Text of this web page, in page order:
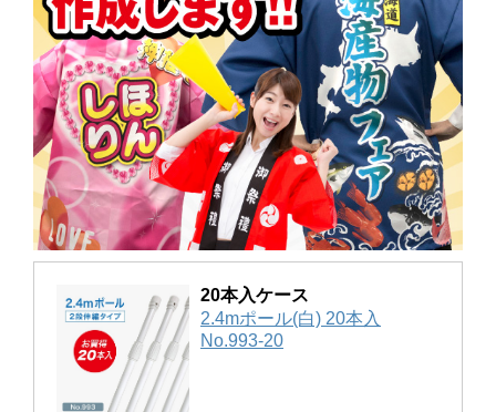
20本入ケース
2.4mポール(白) 20本入
No.993-20